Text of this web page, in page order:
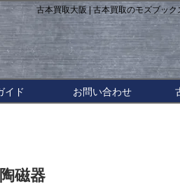
古本買取大阪 | 古本買取のモズブック
イド お問い合わせ
磁器